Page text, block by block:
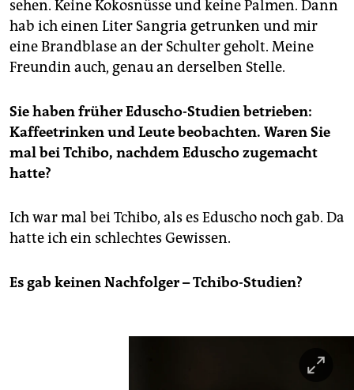
sehen. Keine Kokosnüsse und keine Palmen. Dann
hab ich einen Liter Sangria getrunken und mir
eine Brandblase an der Schulter geholt. Meine
Freundin auch, genau an derselben Stelle.
Sie haben früher Eduscho-Studien betrieben:
Kaffeetrinken und Leute beobachten. Waren Sie
mal bei Tchibo, nachdem Eduscho zugemacht
hatte?
Ich war mal bei Tchibo, als es Eduscho noch gab. Da
hatte ich ein schlechtes Gewissen.
Es gab keinen Nachfolger – Tchibo-Studien?